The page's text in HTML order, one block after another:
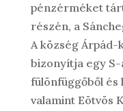
pénzérméket
részén, a
A község
bizonyítja egy
fülönfüggőből és
valamint Eötvös